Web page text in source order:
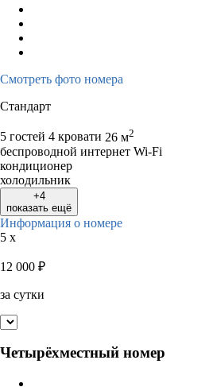
Смотреть фото номера
Стандарт
5 гостей 4 кровати 26 м2
беспроводной интернет Wi-Fi
кондиционер
холодильник
+4
показать ещё
Информация о номере
5 x
12 000 ₽
за сутки
Четырёхместный номер